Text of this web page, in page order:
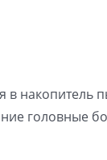
накопитель
головные